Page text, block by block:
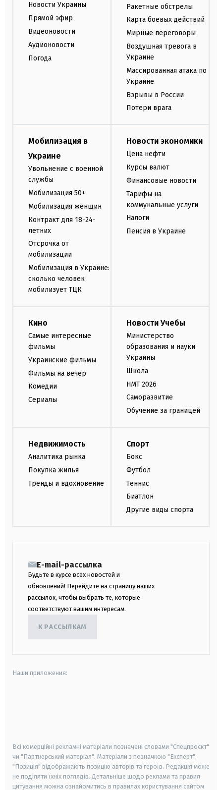
Новости Украины
Прямой эфир
Видеоновости
Аудионовости
Погода
Ракетные обстрелы
Карта боевых действий
Мирные переговоры
Воздушная тревога в
Украине
Массированная атака по
Украине
Взрывы в России
Потери врага
Мобилизация в
Украине
Увольнение с военной
службы
Мобилизация 50+
Мобилизация женщин
Контракт для 18-24-
летних
Отсрочка от
мобилизации
Мобилизация в Украине:
сколько человек
мобилизует ТЦК
Новости экономики
Цена нефти
Курсы валют
Финансовые новости
Тарифы на
коммунальные услуги
Налоги
Пенсия в Украине
Кино
Самые интересные
фильмы
Украинские фильмы
Фильмы на вечер
Комедии
Сериалы
Новости Учебы
Министерство
образования и науки
Украины
Школа
НМТ 2026
Саморазвитие
Обучение за границей
Недвижимость
Аналитика рынка
Покупка жилья
Тренды и вдохновение
Спорт
Бокс
Футбол
Теннис
Биатлон
Другие виды спорта
E-mail-рассылка
Будьте в курсе всех новостей и
обновлений! Перейдите на страницу наших
рассылок, чтобы выбрать те, которые
соответствуют вашим интересам.
К РАССЫЛКАМ
Наши приложения:
Всі комерційні рекламні матеріали позначені словами "Спецпроєкт"
чи "Партнерський матеріал". Матеріали з позначкою "Експерт",
"Позиція" відображають позицію авторів та героїв. Редакція може
не поділяти їхніх поглядів. Детальніше щодо реклами та правил
цитування можна ознайомитись в правилах користування сайтом.